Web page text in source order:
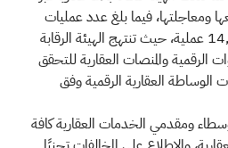
ومعاجلتها، فيما بلغ عدد عمليات
المسح الإلكتروني أكثر من 14,609 عملية، حيث تنتهج الهيئة الرقابة
الرقمية والمنصات العقارية للتحقق
الوساطة العقارية الرقمية وفق
ومقدمي الخدمات العقارية كافة